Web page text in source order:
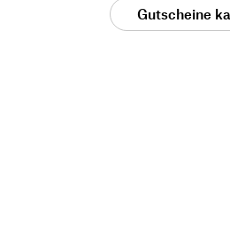
Gutscheine